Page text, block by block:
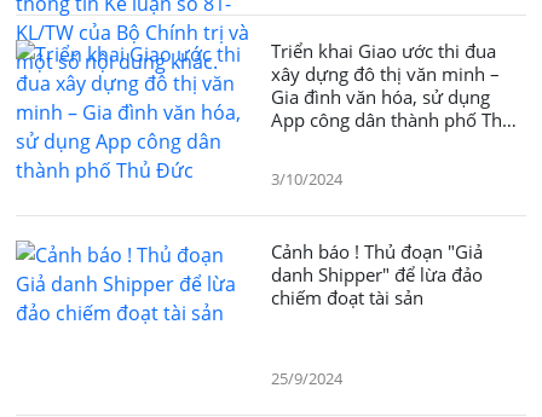
Triển khai Giao ước thi đua
xây dựng đô thị văn minh –
Gia đình văn hóa, sử dụng
App công dân thành phố Thủ
3/10/2024
Cảnh báo ! Thủ đoạn "Giả
danh Shipper" để lừa đảo
chiếm đoạt tài sản
25/9/2024